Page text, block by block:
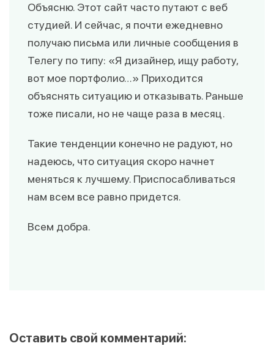
Объясню. Этот сайт часто путают с веб
студией. И сейчас, я почти ежедневно
получаю письма или личные сообщения в
Телегу по типу: «Я дизайнер, ищу работу,
вот мое портфолио…» Приходится
объяснять ситуацию и отказывать. Раньше
тоже писали, но не чаще раза в месяц.
Такие тенденции конечно не радуют, но
надеюсь, что ситуация скоро начнет
меняться к лучшему. Приспосабливаться
нам всем все равно придется.
Всем добра.
Оставить свой комментарий: